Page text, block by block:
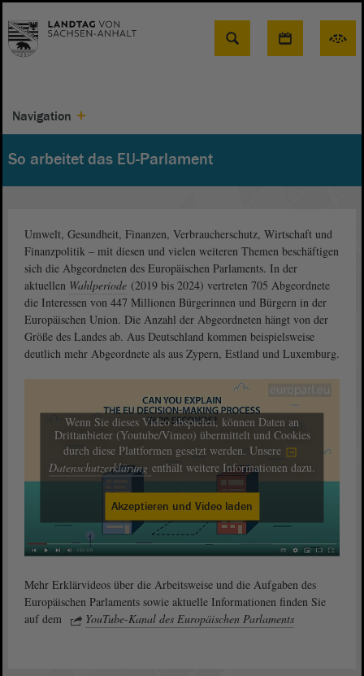
Suche
Navigation
So arbeitet das EU-Parlament
Umwelt, Gesundheit, Finanzen, Verbraucherschutz, Wirtschaft und
Finanzpolitik – mit diesen und vielen weiteren Themen beschäftigen
sich die Abgeordneten des Europäischen Parlaments. In der
aktuellen Wahlperiode (2019 bis 2024) vertreten 705 Abgeordnete
die Interessen von 447 Millionen Bürgerinnen und Bürgern in der
Europäischen Union. Die Anzahl der Abgeordneten hängt von der
Größe des Landes ab. Aus Deutschland kommen beispielsweise
deutlich mehr Abgeordnete als aus Zypern, Estland und Luxemburg.
Wenn Sie dieses Video abspielen, können Daten an
Drittanbieter (Youtube/Vimeo) übermittelt und Cookies
durch diese Plattformen gesetzt werden. Unsere
Datenschutzerklärung enthält weitere Informationen dazu.
Akzeptieren und Video laden
Mehr Erklärvideos über die Arbeitsweise und die Aufgaben des
Europäischen Parlaments sowie aktuelle Informationen finden Sie
auf dem
YouTube-Kanal des Europäischen Parlaments